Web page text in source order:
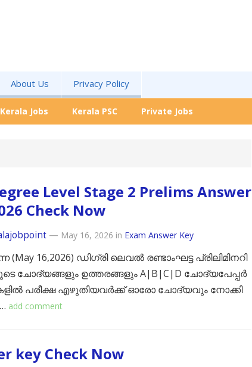
About Us Privacy Policy
Kerala Jobs Kerala PSC Private Jobs
Level Stage 2 Prelims Answer
Check Now
— May 16, 2026 in Exam Answer Key
(May 16,2026) ഡിഗ്രി ലെവൽ രണ്ടാംഘട്ട പ്രിലിമിനറി
ചോദ്യങ്ങളും ഉത്തരങ്ങളും A|B|C|D ചോദ്യപേപ്പർ
പരീക്ഷ എഴുതിയവർക്ക് ഓരോ ചോദ്യവും നോക്കി
add comment
key Check Now